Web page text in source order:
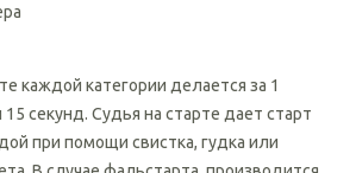
каждой категории делается за 1
15 секунд. Судья на старте дает старт